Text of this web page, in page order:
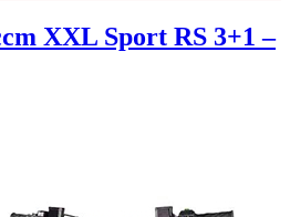
XXL Sport RS 3+1 –